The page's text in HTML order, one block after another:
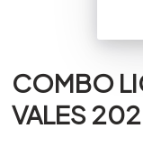
COMBO
VALES